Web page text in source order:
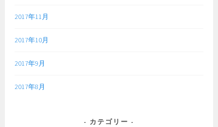
2017年11月
2017年10月
2017年9月
2017年8月
カテゴリー